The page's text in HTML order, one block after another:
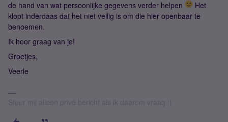
de hand van wat persoonlijke gegevens verder helpen
Het
klopt inderdaas dat het niet veilig is om die hier openbaar te
benoemen.
Ik hoor graag van je!
Groetjes,
Veerle
Stuur mij alleen privé bericht als ik daarom vraag :)